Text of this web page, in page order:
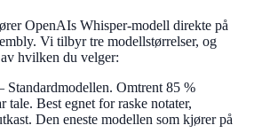
OpenAIs Whisper-modell direkte på
Vi tilbyr tre modellstørrelser, og
hvilken du velger:
Omtrent 85 %
tale. Best egnet for raske notater,
Den eneste modellen som kjører på